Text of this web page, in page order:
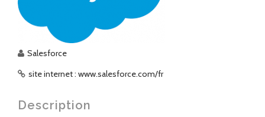
Salesforce
site internet : www.salesforce.com/fr
Description